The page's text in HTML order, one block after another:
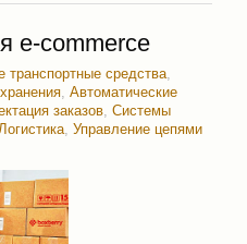
e-commerсe
транспортные средства,
, Автоматические
заказов, Системы
, Управление цепями